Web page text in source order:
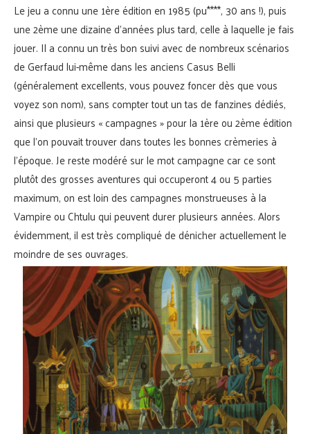
Le jeu a connu une 1ère édition en 1985 (pu****, 30 ans !), puis
une 2ème une dizaine d’années plus tard, celle à laquelle je fais
jouer. Il a connu un très bon suivi avec de nombreux scénarios
de Gerfaud lui-même dans les anciens Casus Belli
(généralement excellents, vous pouvez foncer dès que vous
voyez son nom), sans compter tout un tas de fanzines dédiés,
ainsi que plusieurs « campagnes » pour la 1ère ou 2ème édition
que l’on pouvait trouver dans toutes les bonnes crèmeries à
l’époque. Je reste modéré sur le mot campagne car ce sont
plutôt des grosses aventures qui occuperont 4 ou 5 parties
maximum, on est loin des campagnes monstrueuses à la
Vampire ou Chtulu qui peuvent durer plusieurs années. Alors
évidemment, il est très compliqué de dénicher actuellement le
moindre de ses ouvrages.